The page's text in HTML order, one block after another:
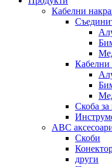
Кабелни
Кабелни
Скоба за
ABC
Скоби
други